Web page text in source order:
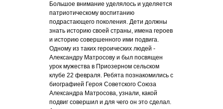
Большое внимание уделялось и уделяется
патриотическому воспитанию
подрастающего поколения. Дети должны
знать историю своей страны, имена героев
и историю совершенного ими подвига.
Одному из таких героических людей -
Александру Матросову и был посвящен
урок мужества в Приозерном сельском
клубе 22 февраля. Ребята познакомились с
биографией Героя Советского Союза
Александра Матросова, узнали, какой
подвиг совершил и для чего он это сделал.